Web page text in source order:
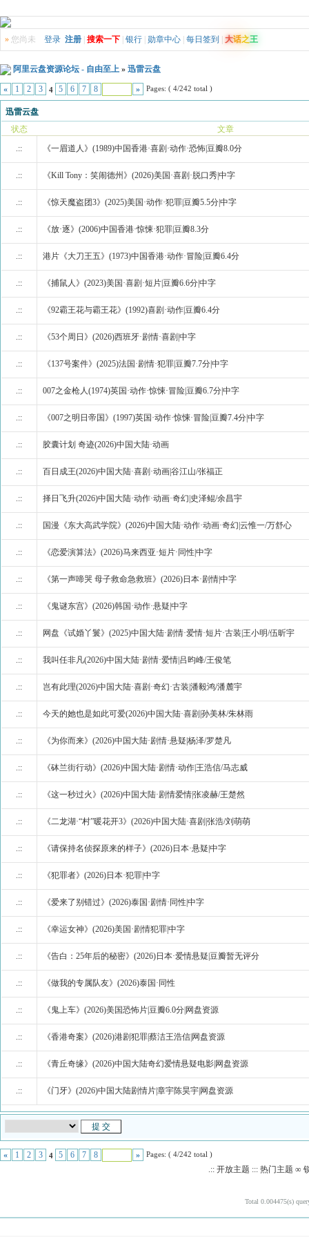
» 您尚未 登录 注册 搜索一下 银行 勋章中心 每日签到 大话之王
阿里云盘资源论坛 - 自由至上 » 迅雷云盘
« 1 2 3 4 5 6 7 8 » Pages: ( 4/242 total )
迅雷云盘
状态
文章
.::
《一眉道人》(1989)中国香港·喜剧·动作·恐怖|豆瓣8.0分
.:: 《Kill Tony：笑闹德州》(2026)美国·喜剧·脱口秀|中字
.:: 《惊天魔盗团3》(2025)美国·动作·犯罪|豆瓣5.5分|中字
.:: 《放·逐》(2006)中国香港·惊悚·犯罪|豆瓣8.3分
.:: 港片《大刀王五》(1973)中国香港·动作·冒险|豆瓣6.4分
.:: 《捕鼠人》(2023)美国·喜剧·短片|豆瓣6.6分|中字
.:: 《92霸王花与霸王花》(1992)喜剧·动作|豆瓣6.4分
.:: 《53个周日》(2026)西班牙·剧情·喜剧|中字
.:: 《137号案件》(2025)法国·剧情·犯罪|豆瓣7.7分|中字
.:: 007之金枪人(1974)英国·动作·惊悚·冒险|豆瓣6.7分|中字
.:: 《007之明日帝国》(1997)英国·动作·惊悚·冒险|豆瓣7.4分|中字
.:: 胶囊计划 奇迹(2026)中国大陆·动画
.:: 百日成王(2026)中国大陆·喜剧·动画|谷江山/张福正
.:: 择日飞升(2026)中国大陆·动作·动画·奇幻|史泽鲲/余昌宇
.:: 国漫《东大高武学院》(2026)中国大陆·动作·动画·奇幻|云惟一/万舒心
.:: 《恋爱演算法》(2026)马来西亚·短片·同性|中字
.:: 《第一声啼哭 母子救命急救班》(2026)日本·剧情|中字
.:: 《鬼谜东宫》(2026)韩国·动作·悬疑|中字
.:: 网盘《试婚丫鬟》(2025)中国大陆·剧情·爱情·短片·古装|王小明/伍昕宇
.:: 我叫任非凡(2026)中国大陆·剧情·爱情|吕昀峰/王俊笔
.:: 岂有此理(2026)中国大陆·喜剧·奇幻·古装|潘毅鸿/潘麓宇
.:: 今天的她也是如此可爱(2026)中国大陆·喜剧|孙美林/朱林雨
.:: 《为你而来》(2026)中国大陆·剧情·悬疑|杨泽/罗楚凡
.:: 《砵兰街行动》(2026)中国大陆·剧情·动作|王浩信/马志威
.:: 《这一秒过火》(2026)中国大陆·剧情爱情|张凌赫/王楚然
.:: 《二龙湖·“村”暖花开3》(2026)中国大陆·喜剧|张浩/刘萌萌
.:: 《请保持名侦探原来的样子》(2026)日本·悬疑|中字
.:: 《犯罪者》(2026)日本·犯罪|中字
.:: 《爱来了别错过》(2026)泰国·剧情·同性|中字
.:: 《幸运女神》(2026)美国·剧情犯罪|中字
.:: 《告白：25年后的秘密》(2026)日本·爱情悬疑|豆瓣暂无评分
.:: 《做我的专属队友》(2026)泰国·同性
.:: 《鬼上车》(2026)美国恐怖片|豆瓣6.0分|网盘资源
.:: 《香港奇案》(2026)港剧犯罪|蔡洁王浩信|网盘资源
.:: 《青丘奇缘》(2026)中国大陆奇幻爱情悬疑电影|网盘资源
.:: 《门牙》(2026)中国大陆剧情片|章宇陈昊宇|网盘资源
« 1 2 3 4 5 6 7 8 » Pages: ( 4/242 total )
.:: 开放主题 ::: 热门主题 ∞
Total 0.004475(s)